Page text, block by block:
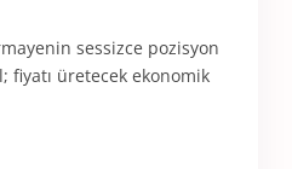
sessizce pozisyon
fiyatı üretecek ekonomik